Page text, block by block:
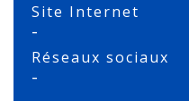
Site Internet
-
Réseaux sociaux
-